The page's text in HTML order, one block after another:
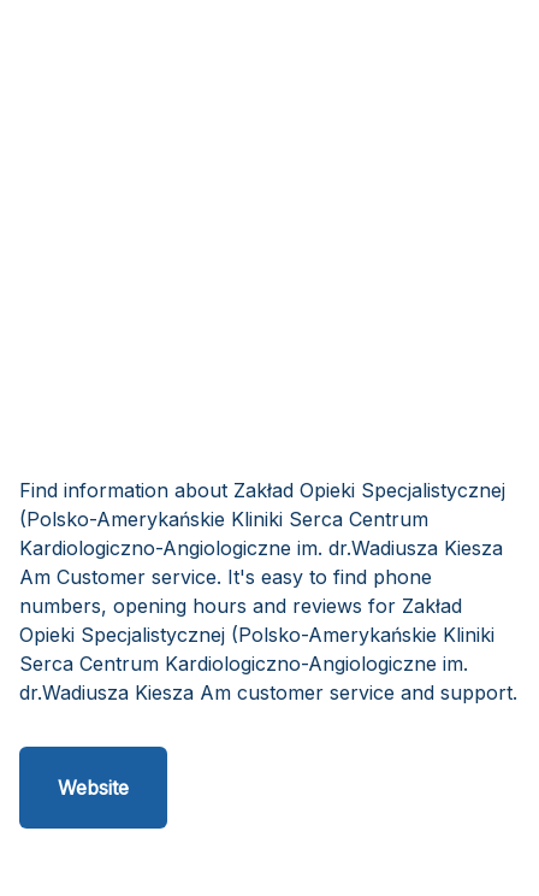
Find information about Zakład Opieki Specjalistycznej
(Polsko-Amerykańskie Kliniki Serca Centrum
Kardiologiczno-Angiologiczne im. dr.Wadiusza Kiesza
Am Customer service. It's easy to find phone
numbers, opening hours and reviews for Zakład
Opieki Specjalistycznej (Polsko-Amerykańskie Kliniki
Serca Centrum Kardiologiczno-Angiologiczne im.
dr.Wadiusza Kiesza Am customer service and support.
Website